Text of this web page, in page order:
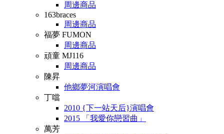
周邊商品
163braces
周邊商品
福夢 FUMON
周邊商品
頑童 MJ116
周邊商品
陳昇
他鄉夢河演唱會
丁噹
2010 {下一站天后}演唱會
2015 「我愛你戀習曲」
萬芳